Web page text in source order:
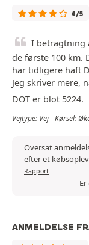
4/5
I betragtning
de første 100 km.
har tidligere haft
Jeg skriver mere,
DOT er blot 5224.
Vejtype: Vej - Kørsel:
Oversat
efter et
Rapport
ANMELDELSE